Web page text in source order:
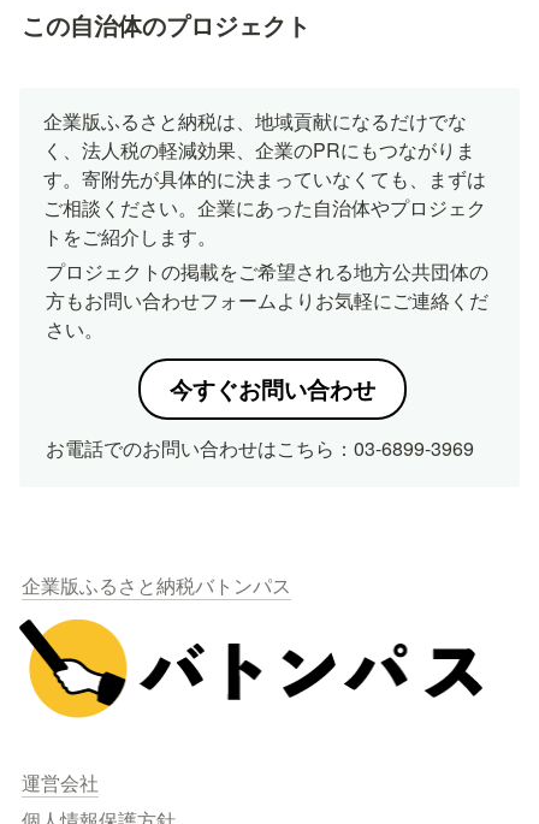
この自治体のプロジェクト
企業版ふるさと納税は、地域貢献になるだけでな
く、法人税の軽減効果、企業のPRにもつながりま
す。寄附先が具体的に決まっていなくても、まずは
ご相談ください。企業にあった自治体やプロジェク
トをご紹介します。
プロジェクトの掲載をご希望される地方公共団体の
方もお問い合わせフォームよりお気軽にご連絡くだ
さい。
今すぐお問い合わせ
お電話でのお問い合わせはこちら：03-6899-3969
企業版ふるさと納税バトンパス
運営会社